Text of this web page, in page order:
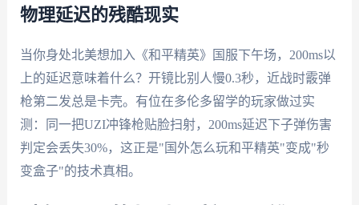
物理延迟的残酷现实
当你身处北美想加入《和平精英》国服下午场，200ms以
上的延迟意味着什么？开镜比别人慢0.3秒，近战时霰弹
枪第二发总是卡壳。有位在多伦多留学的玩家做过实
测：同一把UZI冲锋枪贴脸扫射，200ms延迟下子弹伤害
判定会丢失30%，这正是"国外怎么玩和平精英"变成"秒
变盒子"的技术真相。